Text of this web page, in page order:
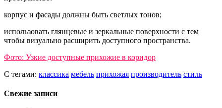
корпус и фасады должны быть светлых тонов;
использовать глянцевые и зеркальные поверхности с тем
чтобы визуально расширить доступного пространства.
Фото: Узкие доступные прихожие в коридор
С тегами: классика мебель прихожая производитель стиль
Свежие записи